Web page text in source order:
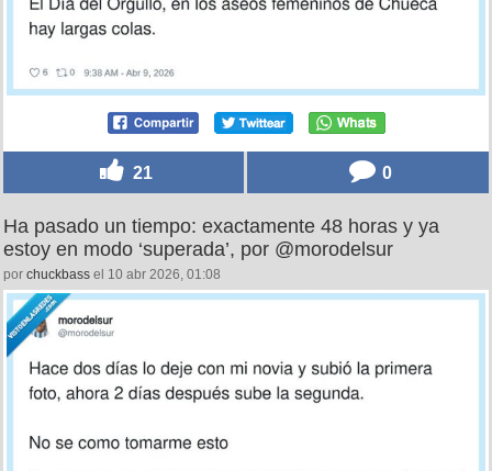
21 0
Ha pasado un tiempo: exactamente 48 horas y ya
estoy en modo ‘superada’, por @morodelsur
por chuckbass el 10 abr 2026, 01:08